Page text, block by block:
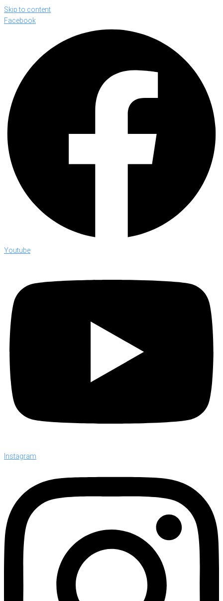
Skip to content
Facebook
Youtube
Instagram